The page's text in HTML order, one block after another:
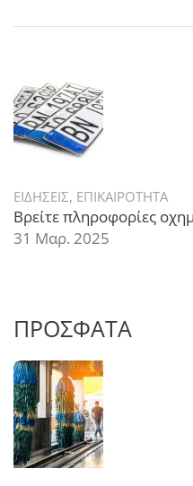
ΕΙΔΗΣΕΙΣ, ΕΠΙΚΑΙΡΟΤΗΤΑ
Βρείτε πληροφορίες
31 Μαρ. 2025
ΠΡΟΣΦΑΤΑ